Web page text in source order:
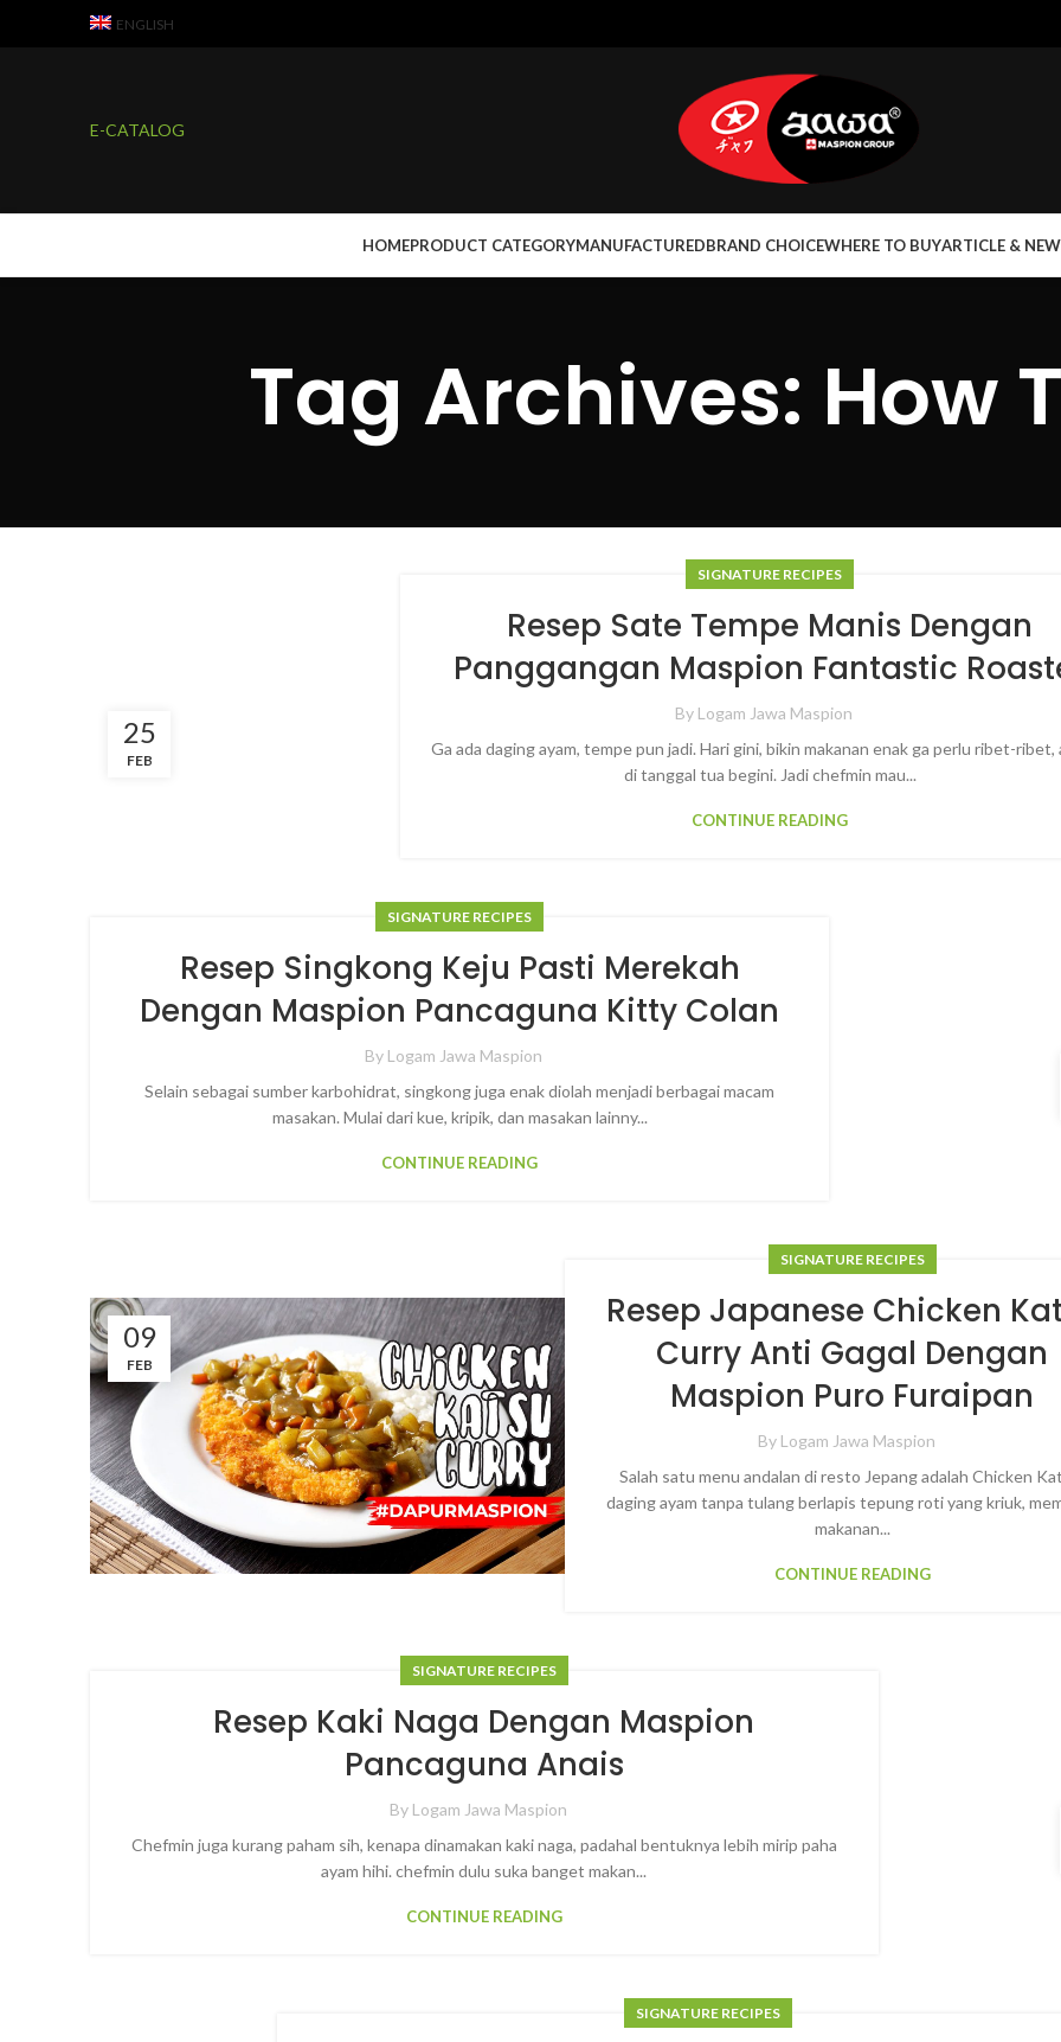
ENGLISH
E-CATALOG
HOMEPRODUCT CATEGORYMANUFACTUREDBRAND CHOICEWHERE TO BUYARTICLE &
Tag Archives: How
25
FEB
SIGNATURE RECIPES
Resep Sate Tempe Manis Dengan
Panggangan Maspion Fantastic
By Logam Jawa Maspion
Ga ada daging ayam, tempe pun jadi. Hari gini, bikin makanan enak ga perlu ribet-ribet,
di tanggal tua begini. Jadi chefmin mau...
CONTINUE READING
SIGNATURE RECIPES
Resep Singkong Keju Pasti Merekah
Dengan Maspion Pancaguna Kitty Colan
By Logam Jawa Maspion
Selain sebagai sumber karbohidrat, singkong juga enak diolah menjadi berbagai macam
masakan. Mulai dari kue, kripik, dan masakan lainny...
CONTINUE READING
09
FEB
SIGNATURE RECIPES
Resep Japanese Chicken
Curry Anti Gagal Dengan
Maspion Puro Furaipan
By Logam Jawa Maspion
Salah satu menu andalan di resto Jepang adalah Chicken
daging ayam tanpa tulang berlapis tepung roti yang kriuk,
makanan...
CONTINUE READING
SIGNATURE RECIPES
Resep Kaki Naga Dengan Maspion
Pancaguna Anais
By Logam Jawa Maspion
Chefmin juga kurang paham sih, kenapa dinamakan kaki naga, padahal bentuknya lebih mirip paha
ayam hihi. chefmin dulu suka banget makan...
CONTINUE READING
SIGNATURE RECIPES